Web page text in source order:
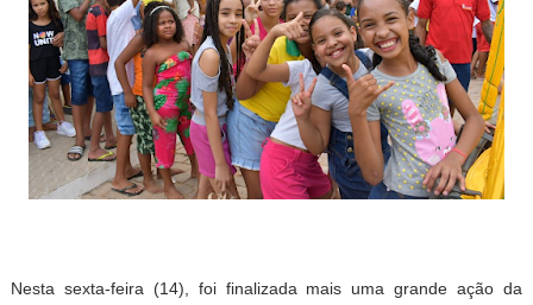
Nesta sexta-feira (14), foi finalizada mais uma grande ação da